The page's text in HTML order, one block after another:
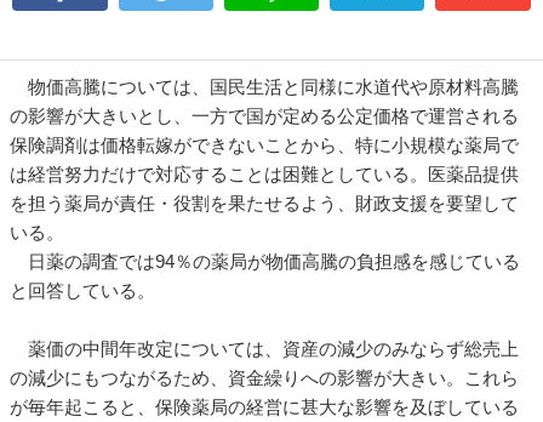
物価高騰については、国民生活と同様に水道代や原材料高騰
の影響が大きいとし、一方で国が定める公定価格で運営される
保険調剤は価格転嫁ができないことから、特に小規模な薬局で
は経営努力だけで対応することは困難としている。医薬品提供
を担う薬局が責任・役割を果たせるよう、財政支援を要望して
いる。
日薬の調査では94％の薬局が物価高騰の負担感を感じている
と回答している。
薬価の中間年改定については、資産の減少のみならず総売上
の減少にもつながるため、資金繰りへの影響が大きい。これら
が毎年起こると、保険薬局の経営に甚大な影響を及ぼしている